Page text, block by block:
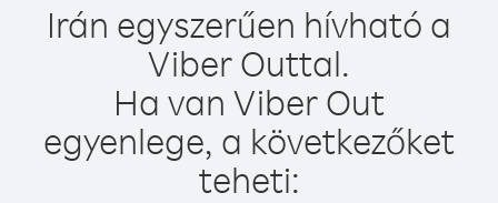
Irán egyszerűen hívható a
Viber Outtal.
Ha van Viber Out
egyenlege, a következőket
teheti: